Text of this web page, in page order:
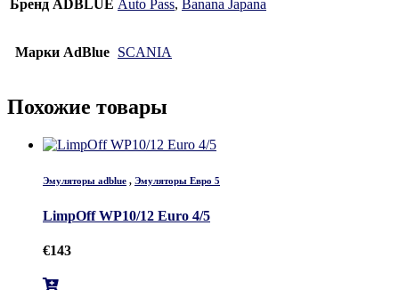
Бренд ADBLUE Auto Pass, Banana Japana
Марки AdBlue SCANIA
Похожие товары
Эмуляторы adblue , Эмуляторы Евро 5
LimpOff WP10/12 Euro 4/5
€143